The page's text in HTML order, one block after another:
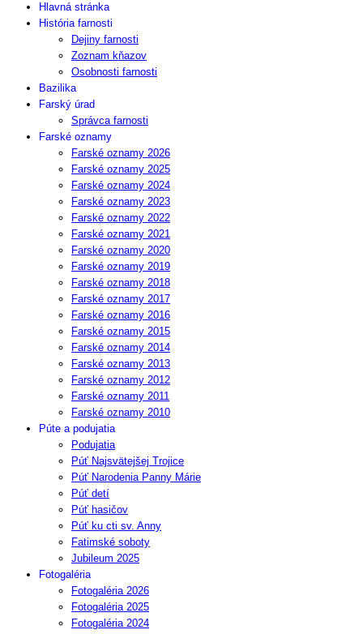
Hlavná stránka
História farnosti
Dejiny farnosti
Zoznam kňazov
Osobnosti farnosti
Bazilika
Farský úrad
Správca farnosti
Farské oznamy
Farské oznamy 2026
Farské oznamy 2025
Farské oznamy 2024
Farské oznamy 2023
Farské oznamy 2022
Farské oznamy 2021
Farské oznamy 2020
Farské oznamy 2019
Farské oznamy 2018
Farské oznamy 2017
Farské oznamy 2016
Farské oznamy 2015
Farské oznamy 2014
Farské oznamy 2013
Farské oznamy 2012
Farské oznamy 2011
Farské oznamy 2010
Púte a podujatia
Podujatia
Púť Najsvätejšej Trojice
Púť Narodenia Panny Márie
Púť detí
Púť hasičov
Púť ku cti sv. Anny
Fatimské soboty
Jubileum 2025
Fotogaléria
Fotogaléria 2026
Fotogaléria 2025
Fotogaléria 2024